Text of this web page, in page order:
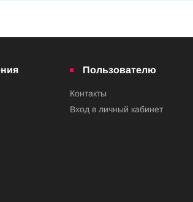
Пользователю
Контакты
Вход в личный кабинет